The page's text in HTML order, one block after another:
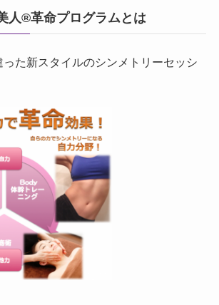
人®革命プログラムとは
た新スタイルのシンメトリーセッシ